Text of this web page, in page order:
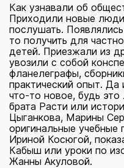
Как узнавали об
Приходили новые
послушать.
то получить для
детей. Приезжали из
увозили с собой
фланелеграфы,
практический опыт.
что-то новое, будь
брата Расти или
Цыганкова, Марины
оригинальные учебные
Ириной Косюгой,
Кабыш или уроки по
Жанны Акуловой.